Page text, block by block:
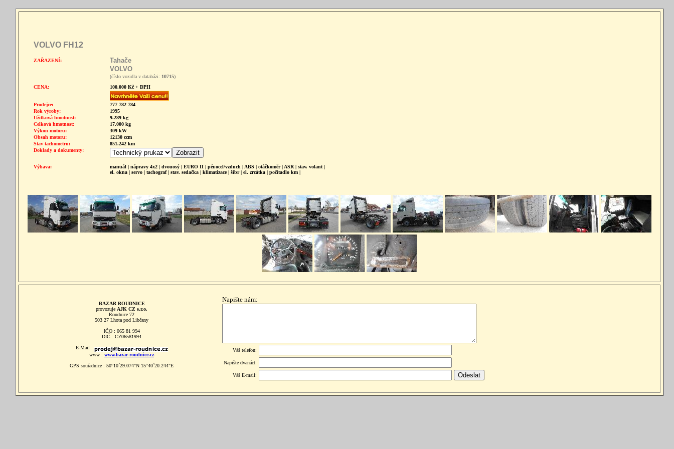
VOLVO FH12
ZAŘAZENÍ:
Tahače
VOLVO
(číslo vozidla v databázi: 10715)
CENA:
100.000 Kč + DPH
Prodejce:
777 782 784
Rok výroby:
1995
Užitková hmotnost:
9.289 kg
Celková hmotnost:
17.000 kg
Výkon motoru:
309 kW
Obsah motoru:
12130 ccm
Stav tachometru:
851.242 km
Doklady a dokumenty:
Výbava:
manuál | nápravy 4x2 | dvouosý | EURO II | pér.ocel/vzduch | ABS | otáčkoměr | ASR | stav. volant |
el. okna | servo | tachograf | stav. sedačka | klimatizace | šíbr | el. zrcátka | počítadlo km |
BAZAR ROUDNICE
provozuje AJK CZ s.r.o.
Roudnice 72
503 27 Lhota pod Libčany
IČO : 065 81 994
DIČ : CZ06581994
E-Mail :
www : www.bazar-roudnice.cz
GPS souřadnice : 50°10´29.074"N 15°40´20.244"E
Napište nám:
Váš telefon:
Napište dvanáct:
Váš E-mail: